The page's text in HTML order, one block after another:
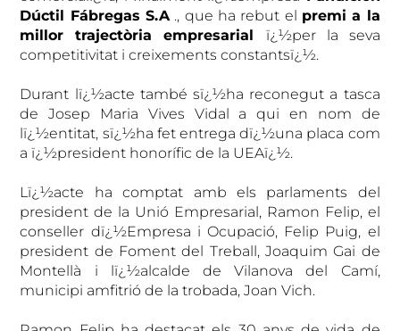
Dúctil Fábregas S.A ., que ha rebut el premi a la
millor trajectòria empresarial ï¿½per la seva
competitivitat i creixements constantsï¿½.
Durant lï¿½acte també sï¿½ha reconegut a tasca
de Josep Maria Vives Vidal a qui en nom de
lï¿½entitat, sï¿½ha fet entrega dï¿½una placa com
a ï¿½president honorífic de la UEAï¿½.
Lï¿½acte ha comptat amb els parlaments del
president de la Unió Empresarial, Ramon Felip, el
conseller dï¿½Empresa i Ocupació, Felip Puig, el
president de Foment del Treball, Joaquim Gai de
Montellà i lï¿½alcalde de Vilanova del Camí,
municipi amfitrió de la trobada, Joan Vich.